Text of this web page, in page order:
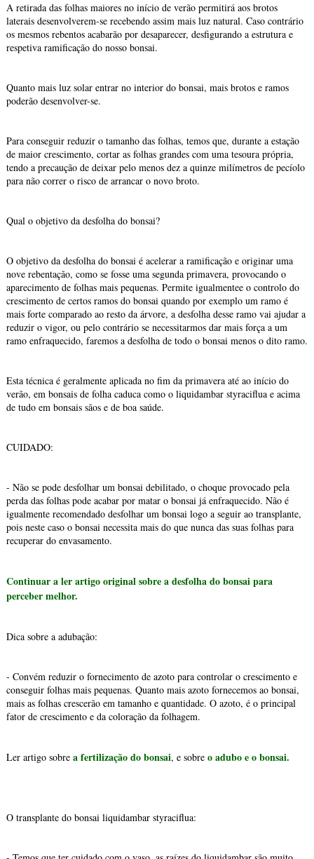
A retirada das folhas maiores no início de verão permitirá aos brotos
laterais desenvolverem-se recebendo assim mais luz natural. Caso contrário
os mesmos rebentos acabarão por desaparecer, desfigurando a estrutura e
respetiva ramificação do nosso bonsai.
Quanto mais luz solar entrar no interior do bonsai, mais brotos e ramos
poderão desenvolver-se.
Para conseguir reduzir o tamanho das folhas, temos que, durante a estação
de maior crescimento, cortar as folhas grandes com uma tesoura própria,
tendo a precaução de deixar pelo menos dez a quinze milímetros de pecíolo
para não correr o risco de arrancar o novo broto.
Qual o objetivo da desfolha do bonsai?
O objetivo da desfolha do bonsai é acelerar a ramificação e originar uma
nove rebentação, como se fosse uma segunda primavera, provocando o
aparecimento de folhas mais pequenas. Permite igualmentee o controlo do
crescimento de certos ramos do bonsai quando por exemplo um ramo é
mais forte comparado ao resto da árvore, a desfolha desse ramo vai ajudar a
reduzir o vigor, ou pelo contrário se necessitarmos dar mais força a um
ramo enfraquecido, faremos a desfolha de todo o bonsai menos o dito ramo.
Esta técnica é geralmente aplicada no fim da primavera até ao início do
verão, em bonsais de folha caduca como o liquidambar styraciflua e acima
de tudo em bonsais sãos e de boa saúde.
CUIDADO:
- Não se pode desfolhar um bonsai debilitado, o choque provocado pela
perda das folhas pode acabar por matar o bonsai já enfraquecido. Não é
igualmente recomendado desfolhar um bonsai logo a seguir ao transplante,
pois neste caso o bonsai necessita mais do que nunca das suas folhas para
recuperar do envasamento.
Continuar a ler artigo original sobre a desfolha do bonsai para
perceber melhor.
Dica sobre a adubação:
- Convém reduzir o fornecimento de azoto para controlar o crescimento e
conseguir folhas mais pequenas. Quanto mais azoto fornecemos ao bonsai,
mais as folhas crescerão em tamanho e quantidade. O azoto, é o principal
fator de crescimento e da coloração da folhagem.
Ler artigo sobre a fertilização do bonsai, e sobre o adubo e o bonsai.
O transplante do bonsai liquidambar styraciflua: